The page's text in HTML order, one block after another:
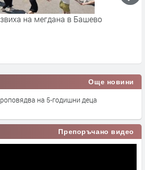
на мегдана в Башево
Още новини
на 5-годишни деца
Препоръчано видео